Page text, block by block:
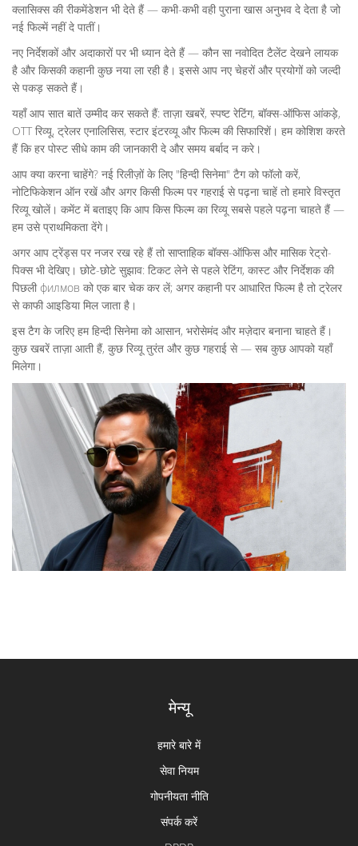
क्लासिक्स की रीकमेंडेशन भी देते हैं — कभी-कभी वही पुराना खास अनुभव दे देता है जो
नई फिल्में नहीं दे पातीं।
नए निर्देशकों और अदाकारों पर भी ध्यान देते हैं — कौन सा नवोदित टैलेंट देखने लायक
है और किसकी कहानी कुछ नया ला रही है। इससे आप नए चेहरों और प्रयोगों को जल्दी
से पकड़ सकते हैं।
यहाँ आप सात बातें उम्मीद कर सकते हैं: ताज़ा खबरें, स्पष्ट रेटिंग, बॉक्स-ऑफिस आंकड़े,
OTT रिव्यू, ट्रेलर एनालिसिस, स्टार इंटरव्यू और फिल्म की सिफारिशें। हम कोशिश करते
हैं कि हर पोस्ट सीधे काम की जानकारी दे और समय बर्बाद न करे।
आप क्या करना चाहेंगे? नई रिलीज़ों के लिए "हिन्दी सिनेमा" टैग को फॉलो करें,
नोटिफिकेशन ऑन रखें और अगर किसी फिल्म पर गहराई से पढ़ना चाहें तो हमारे विस्तृत
रिव्यू खोलें। कमेंट में बताइए कि आप किस फिल्म का रिव्यू सबसे पहले पढ़ना चाहते हैं —
हम उसे प्राथमिकता देंगे।
अगर आप ट्रेंड्स पर नजर रख रहे हैं तो साप्ताहिक बॉक्स-ऑफिस और मासिक रेट्रो-
पिक्स भी देखिए। छोटे-छोटे सुझाव: टिकट लेने से पहले रेटिंग, कास्ट और निर्देशक की
पिछली филмов को एक बार चेक कर लें; अगर कहानी पर आधारित फिल्म है तो ट्रेलर
से काफी आइडिया मिल जाता है।
इस टैग के जरिए हम हिन्दी सिनेमा को आसान, भरोसेमंद और मज़ेदार बनाना चाहते हैं।
कुछ खबरें ताज़ा आती हैं, कुछ रिव्यू तुरंत और कुछ गहराई से — सब कुछ आपको यहाँ
मिलेगा।
मेन्यू
हमारे बारे में
सेवा नियम
गोपनीयता नीति
संपर्क करें